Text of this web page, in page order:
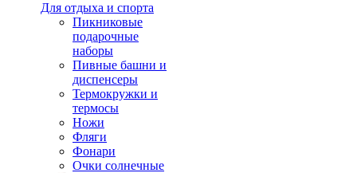
Для отдыха и спорта
Пикниковые
подарочные
наборы
Пивные башни и
диспенсеры
Термокружки и
термосы
Ножи
Фляги
Фонари
Очки солнечные